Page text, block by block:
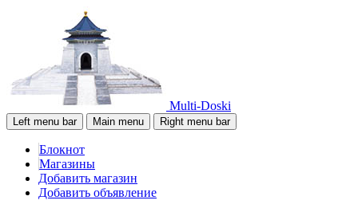
Multi-Doski
Left menu bar Main menu Right menu bar
Блокнот
Магазины
Добавить магазин
Добавить объявление